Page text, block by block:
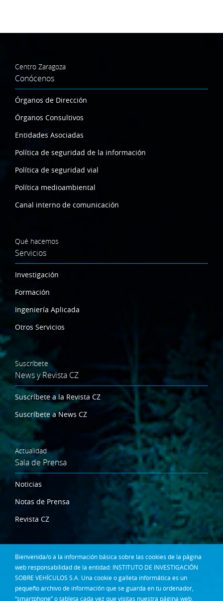
Bienvenida/o a la información básica sobre las cookies de la página
web responsabilidad de la entidad: INSTITUTO DE INVESTIGACIÓN
SOBRE VEHÍCULOS S.A. Una cookie o galleta informática es un
pequeño archivo de información que se guarda en tu ordenador,
“smartphone” o tableta cada vez que visitas nuestra página web.
Centro Zaragoza
Conócenos
Órganos de Dirección
Órganos Consultivos
Entidades Asociadas
Política de seguridad de la información
Política de seguridad vial
Política medioambiental
Canal interno de comunicación
Qué hacemos
Servicios
Investigación
Formación
Ingeniería Aplicada
Otros Servicios
Suscríbete
News y Revista CZ
Suscríbete a la Revista CZ
Suscríbete a News CZ
Actualidad
Sala de Prensa
Noticias
Notas de Prensa
Revista CZ
Dónde estamos
Contacta
Síguenos en: